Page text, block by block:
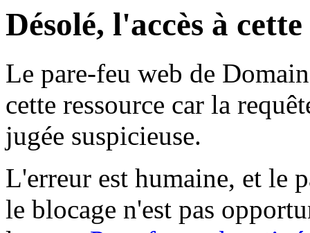
Désolé, l'accès à
Le pare-feu web de
cette ressource car la
jugée suspicieuse.
L'erreur est humaine, et le
le blocage n'est pas